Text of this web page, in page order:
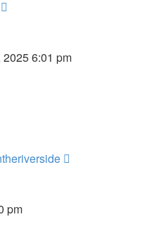
2025 6:01 pm
pm